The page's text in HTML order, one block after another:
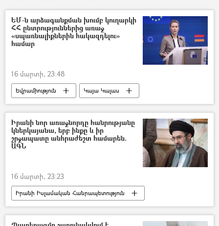
ԵՄ-ն արձագանքման խումբ կուղարկի
ՀՀ ընտրություններից առաջ
«սպառնալիքներին հակազդելու»
համար
16 մարտի, 23:48
Եվրամիություն
Կայա Կալաս
Հայաստան
Ազգային ժողովի ընտրություններ
Իրանի նոր առաջնորդը հանրությանը
կներկայանա, երբ ինքը և իր
շրջապատը անհրաժեշտ համարեն.
ԱԳՆ
16 մարտի, 23:23
Իրանի Իսլամական Հանրապետություն
Սեյեդ Մոջթաբա Խամենեի